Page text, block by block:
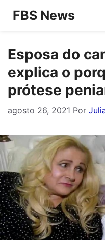
Pular
conteúdo
FBS News
Esposa do
explica o
prótese
agosto 26, 2021 Por